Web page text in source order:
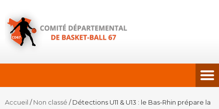
Accueil /Non classé /Détections U11 & U13 : le Bas-Rhin prépare la